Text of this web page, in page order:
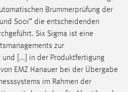
Brummerprüfung der
S00i“ die entscheidenden
Six Sigma ist eine
zur
und [...] in der Produktfertigung
EMZ Hanauer bei der Übergabe
im Rahmen der
um sich an der Website